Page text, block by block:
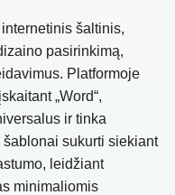
internetinis šaltinis,
pasirinkimą,
Platformoje
„Word“,
ir tinka
sukurti siekiant
leidžiant
minimaliomis